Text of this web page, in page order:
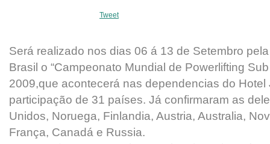
Tweet
Será realizado nos dias 06 á 13 de Setembro
Brasil o “Campeonato Mundial de Powerlifting
2009,que acontecerá nas dependencias do Hotel
participação de 31 países. Já confirmaram as
Unidos, Noruega, Finlandia, Austria, Australia,
França, Canadá e Russia.